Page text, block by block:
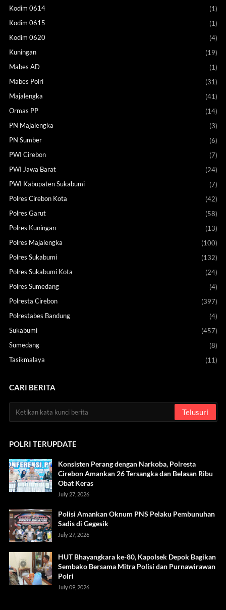
Kodim 0614
(1)
Kodim 0615
(1)
Kodim 0620
(4)
Kuningan
(19)
Mabes AD
(1)
Mabes Polri
(31)
Majalengka
(41)
Ormas PP
(14)
PN Majalengka
(3)
PN Sumber
(6)
PWI Cirebon
(7)
PWI Jawa Barat
(24)
PWI Kabupaten Sukabumi
(7)
Polres Cirebon Kota
(42)
Polres Garut
(58)
Polres Kuningan
(13)
Polres Majalengka
(100)
Polres Sukabumi
(132)
Polres Sukabumi Kota
(24)
Polres Sumedang
(4)
Polresta Cirebon
(397)
Polrestabes Bandung
(4)
Sukabumi
(457)
Sumedang
(8)
Tasikmalaya
(11)
CARI BERITA
POLRI TERUPDATE
Konsisten Perang dengan Narkoba, Polresta
Cirebon Amankan 26 Tersangka dan Belasan Ribu
Obat Keras
July 27, 2026
Polisi Amankan Oknum PNS Pelaku Pembunuhan
Sadis di Gegesik
July 27, 2026
HUT Bhayangkara ke-80, Kapolsek Depok Bagikan
Sembako Bersama Mitra Polisi dan Purnawirawan
Polri
July 09, 2026